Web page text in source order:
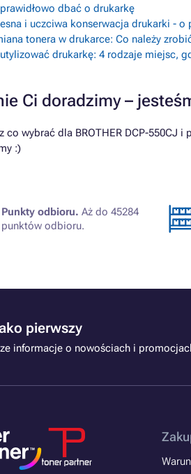
dbać o drukarkę
i uczciwa konserwacja drukarki - o
tonera w drukarce: Co należy
drukarkę: 4 rodzaje miejsc,
Ci doradzimy –
co wybrać dla BROTHER DCP-550CJ
:)
Punkty odbioru. Aż do 45284
punktów odbioru.
pierwszy
informacje o nowościach i